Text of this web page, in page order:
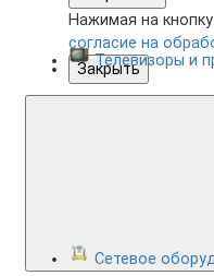
Нажимая на
согласие на
Закрыть
Телевизоры и
Сетевое